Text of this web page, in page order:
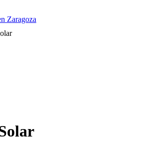
Zaragoza